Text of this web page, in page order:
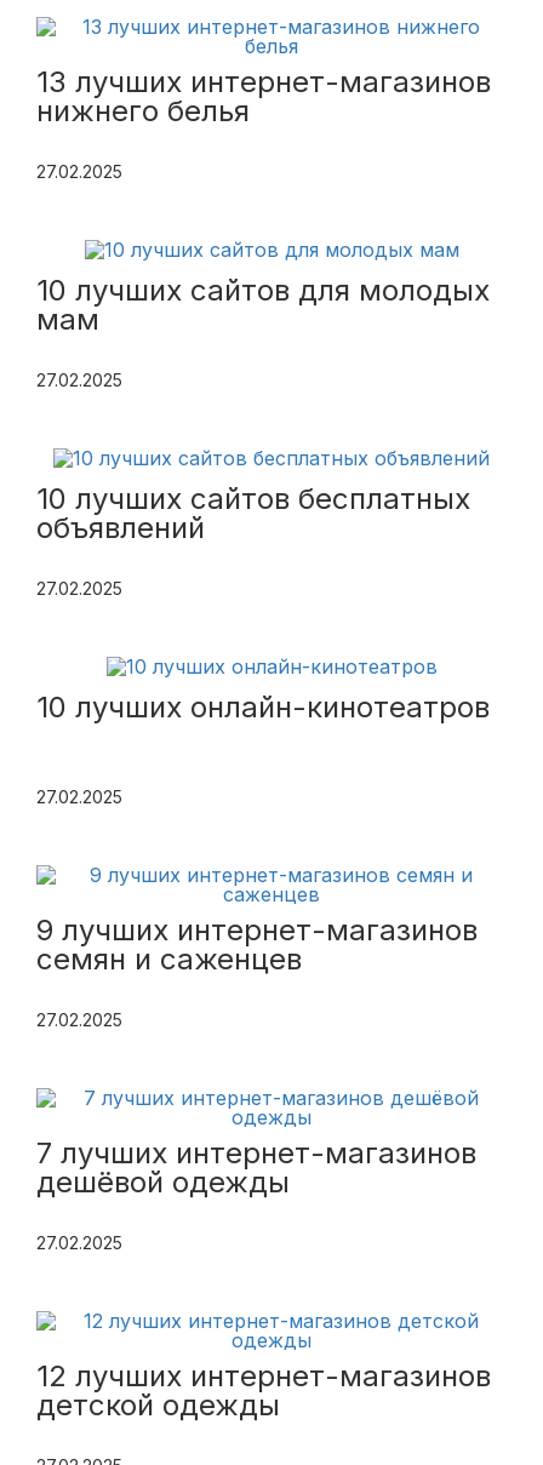
13 лучших интернет-магазинов
нижнего белья
27.02.2025
10 лучших сайтов для молодых
мам
27.02.2025
10 лучших сайтов бесплатных
объявлений
27.02.2025
10 лучших онлайн-кинотеатров
27.02.2025
9 лучших интернет-магазинов
семян и саженцев
27.02.2025
7 лучших интернет-магазинов
дешёвой одежды
27.02.2025
12 лучших интернет-магазинов
детской одежды